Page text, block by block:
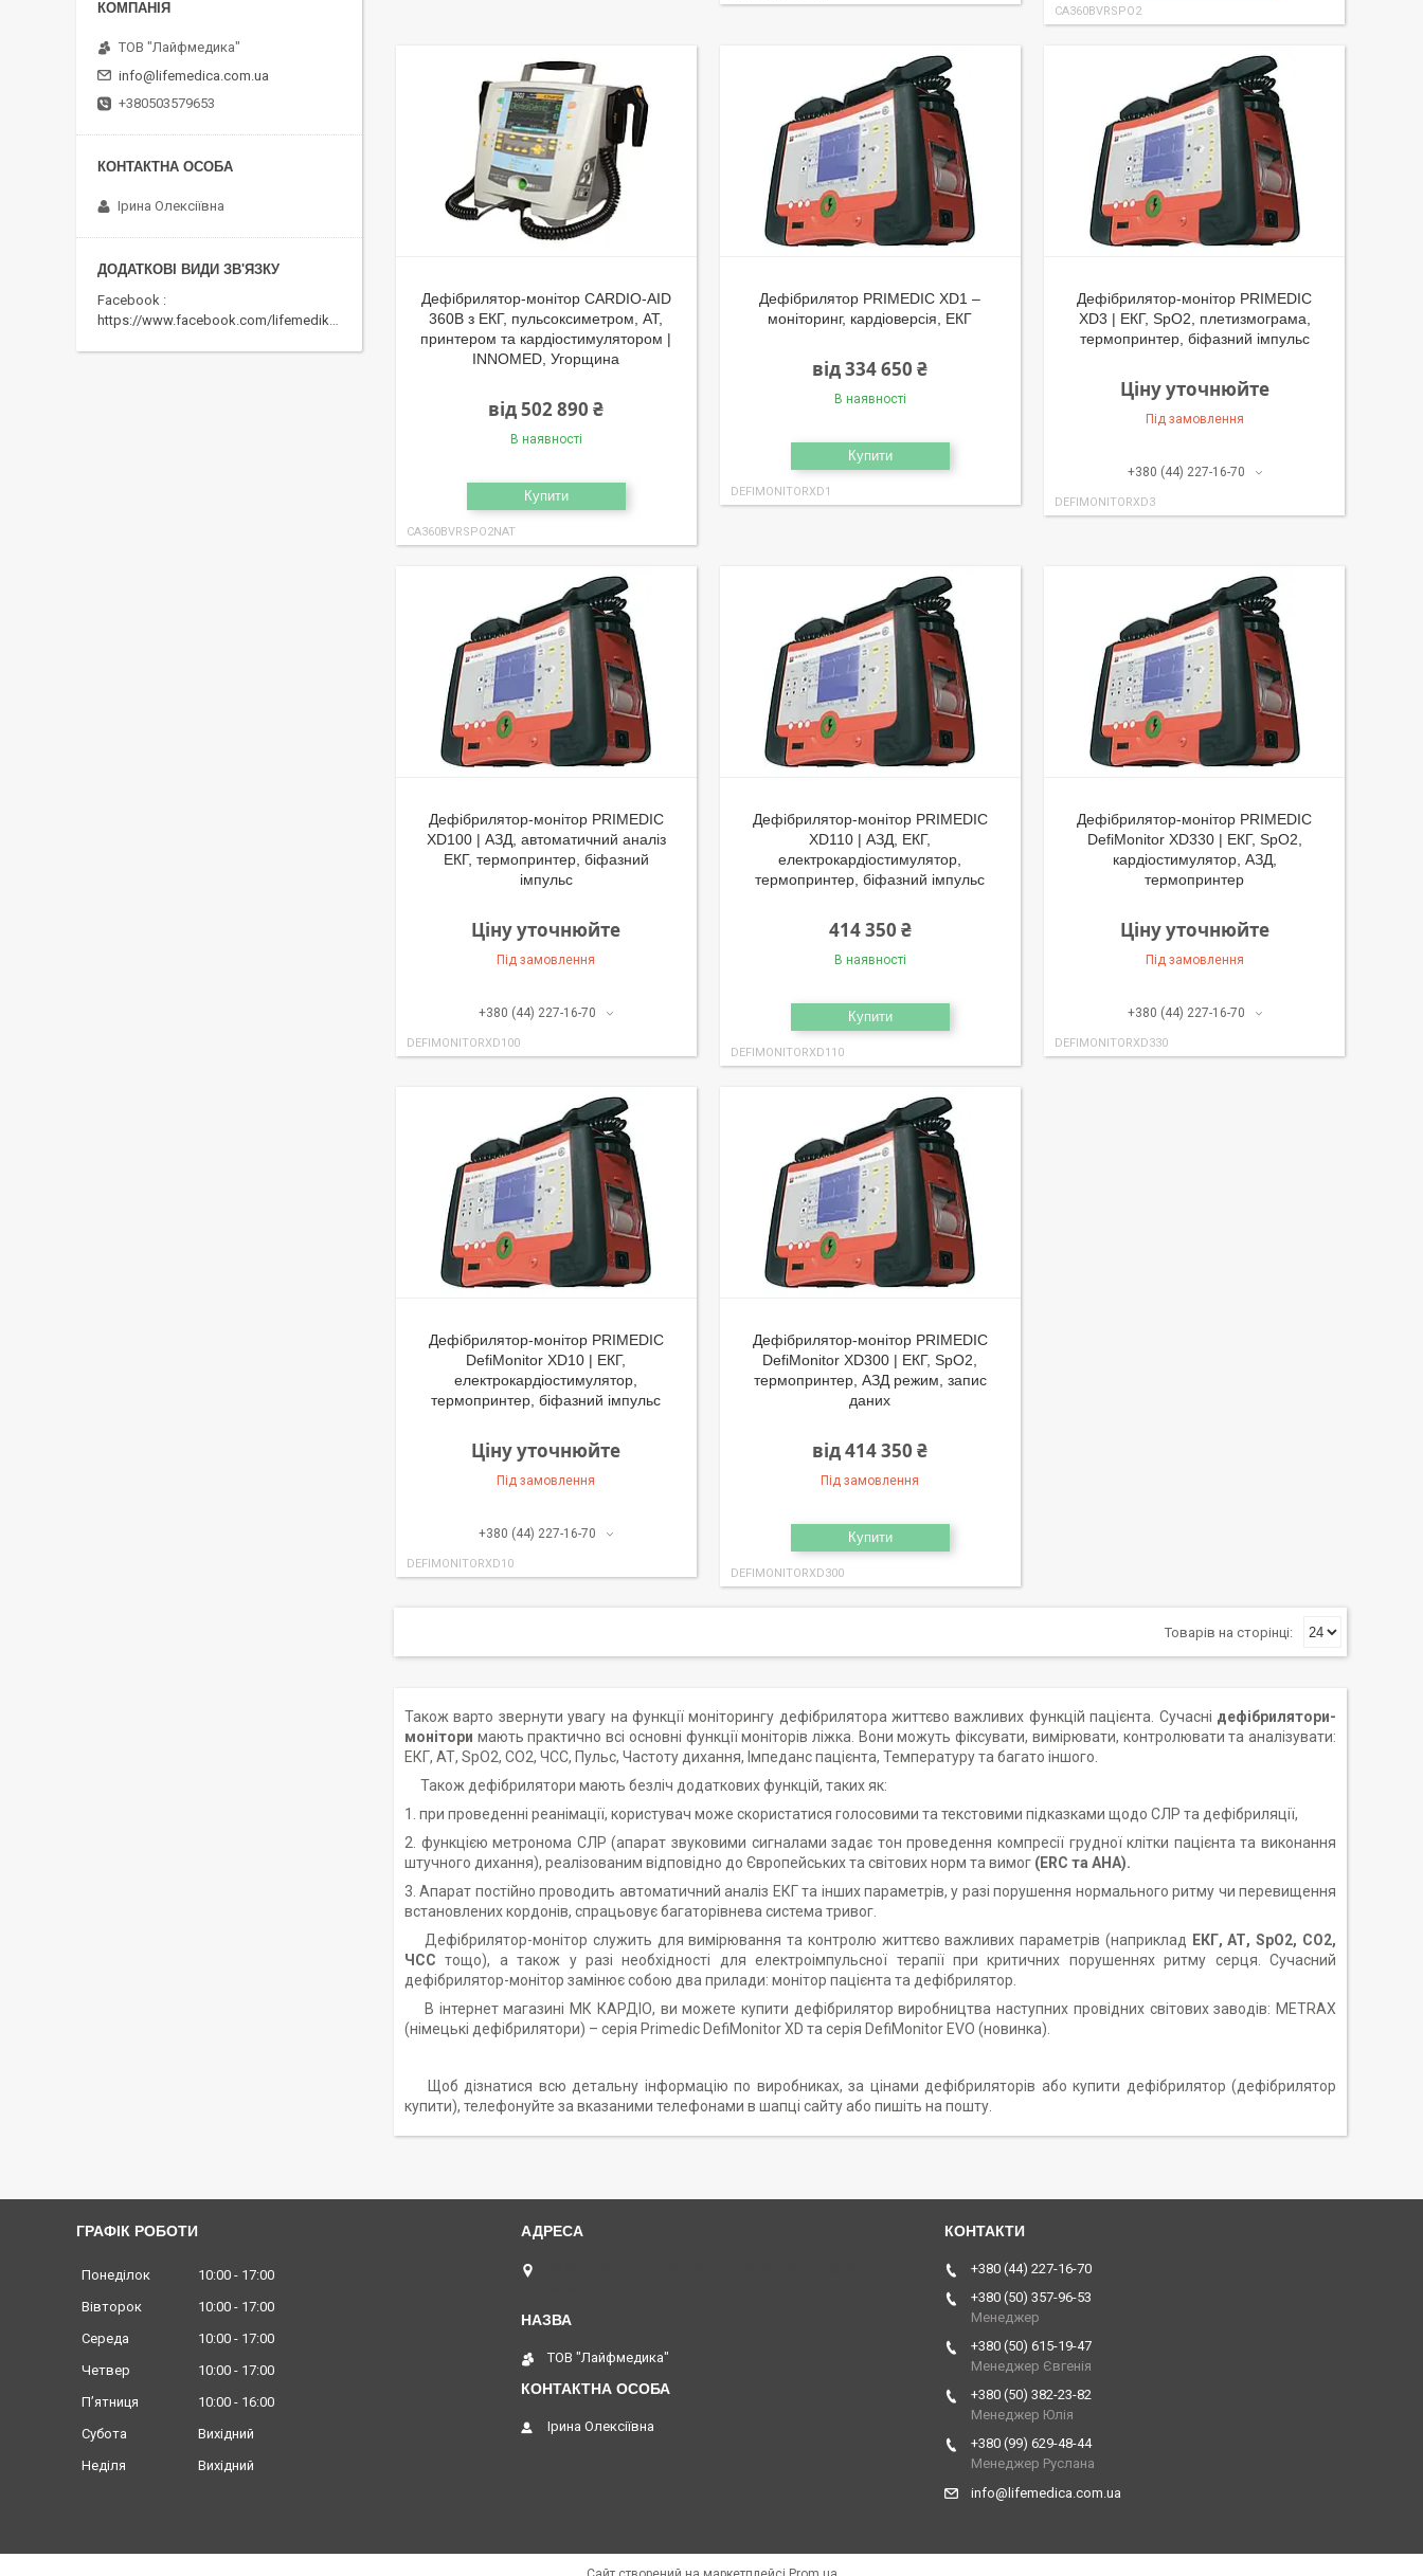
CA360BVRSPO2
Дефібрилятор-монітор CARDIO-AID
360B з ЕКГ, пульсоксиметром, АТ,
принтером та кардіостимулятором |
INNOMED, Угорщина
від 502 890 ₴
В наявності
Купити
CA360BVRSPO2NAT
Дефібрилятор PRIMEDIC XD1 –
моніторинг, кардіоверсія, ЕКГ
від 334 650 ₴
В наявності
Купити
DEFIMONITORXD1
Дефібрилятор-монітор PRIMEDIC
XD3 | ЕКГ, SpO2, плетизмограма,
термопринтер, біфазний імпульс
Ціну уточнюйте
Під замовлення
+380 (44) 227-16-70
DEFIMONITORXD3
Дефібрилятор-монітор PRIMEDIC
XD100 | АЗД, автоматичний аналіз
ЕКГ, термопринтер, біфазний
імпульс
Ціну уточнюйте
Під замовлення
+380 (44) 227-16-70
DEFIMONITORXD100
Дефібрилятор-монітор PRIMEDIC
XD110 | АЗД, ЕКГ,
електрокардіостимулятор,
термопринтер, біфазний імпульс
414 350 ₴
В наявності
Купити
DEFIMONITORXD110
Дефібрилятор-монітор PRIMEDIC
DefiMonitor XD330 | ЕКГ, SpO2,
кардіостимулятор, АЗД,
термопринтер
Ціну уточнюйте
Під замовлення
+380 (44) 227-16-70
DEFIMONITORXD330
Дефібрилятор-монітор PRIMEDIC
DefiMonitor XD10 | ЕКГ,
електрокардіостимулятор,
термопринтер, біфазний імпульс
Ціну уточнюйте
Під замовлення
+380 (44) 227-16-70
DEFIMONITORXD10
Дефібрилятор-монітор PRIMEDIC
DefiMonitor XD300 | ЕКГ, SpO2,
термопринтер, АЗД режим, запис
даних
від 414 350 ₴
Під замовлення
Купити
DEFIMONITORXD300
Також варто звернути увагу на функції моніторингу дефібрилятора життєво важливих функцій пацієнта. Сучасні дефібрилятори-
монітори мають практично всі основні функції моніторів ліжка. Вони можуть фіксувати, вимірювати, контролювати та аналізувати:
ЕКГ, АТ, SpO2, CO2, ЧСС, Пульс, Частоту дихання, Імпеданс пацієнта, Температуру та багато іншого.
Також дефібрилятори мають безліч додаткових функцій, таких як:
1. при проведенні реанімації, користувач може скористатися голосовими та текстовими підказками щодо СЛР та дефібриляції,
2. функцією метронома СЛР (апарат звуковими сигналами задає тон проведення компресії грудної клітки пацієнта та виконання
штучного дихання), реалізованим відповідно до Європейських та світових норм та вимог (ERC та AHA).
3. Апарат постійно проводить автоматичний аналіз ЕКГ та інших параметрів, у разі порушення нормального ритму чи перевищення
встановлених кордонів, спрацьовує багаторівнева система тривог.
Дефібрилятор-монітор служить для вимірювання та контролю життєво важливих параметрів (наприклад
ЕКГ, АТ, SpO2, CO2,
ЧСС тощо), а також у разі необхідності для електроімпульсної терапії при критичних порушеннях ритму серця. Сучасний
дефібрилятор-монітор замінює собою два прилади: монітор пацієнта та дефібрилятор.
В інтернет магазині МК КАРДІО, ви можете купити дефібрилятор виробництва наступних провідних світових заводів: METRAX
(німецькі дефібрилятори) – серія Primedic DefiMonitor XD та серія DefiMonitor EVO (новинка).
Щоб дізнатися всю детальну інформацію по виробниках, за цінами дефібриляторів або купити дефібрилятор (дефібрилятор
купити), телефонуйте за вказаними телефонами в шапці сайту або пишіть на пошту.
ТОВ "Лайфмедика"
info@lifemedica.com.ua
+380503579653
Ірина Олексіївна
Facebook
https://www.facebook.com/lifemedika/
ГРАФІК РОБОТИ
Понеділок 10:00
17:00
Вівторок
10:00
17:00
Середа
10:00
17:00
Четвер
10:00
17:00
Пʼятниця
10:00
16:00
Субота
Вихідний
Неділя
Вихідний
ТОВ "Лайфмедика"
Ірина Олексіївна
+380 (44) 227-16-70
+380 (50) 357-96-53
Менеджер
+380 (50) 615-19-47
Менеджер Євгенія
+380 (50) 382-23-82
Менеджер Юлія
+380 (99) 629-48-44
Менеджер Руслана
info@lifemedica.com.ua